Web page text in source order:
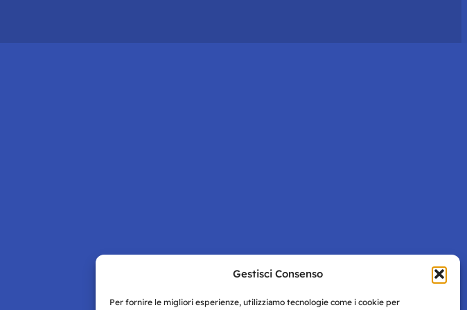
Gestisci Consenso
Per fornire le migliori esperienze, utilizziamo tecnologie come i cookie per